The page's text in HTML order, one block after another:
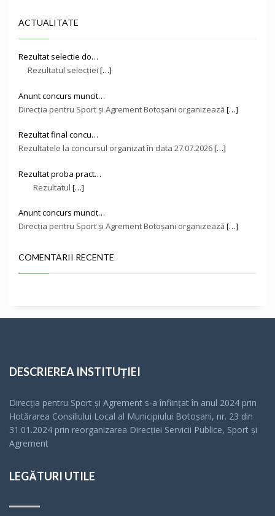
ACTUALITATE
Rezultat selectie do…
Rezultatul selecției […]
Anunt concurs muncit…
Direcţia pentru Sport și Agrement Botoşani organizează[…]
Rezultat final concu…
Rezultatele la concursul organizat în data 27.07.2026[…]
Rezultat proba pract…
Rezultatul […]
Anunt concurs muncit…
Direcţia pentru Sport și Agrement Botoşani organizează[…]
COMENTARII RECENTE
DESCRIEREA INSTITUȚIEI
Direcția pentru Sport și Agrement s-a înfiinţat în anul 2024 prin
Hotărarea Consiliului Local al Municipiului Botoșani, nr. 23 din
31.01.2024 prin reorganizarea Direcției Servicii Publice, Sport și
Agrement
LEGĂTURI UTILE